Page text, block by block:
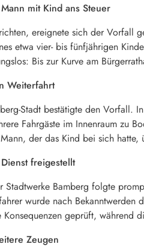
mit Kind ans Steuer
ereignete sich der Vorfall
etwa vier- bis fünfjährigen
Bis zur Kurve am
Weiterfahrt
Stadt bestätigte den Vorfall.
Fahrgäste im Innenraum zu
der das Kind bei sich hatte,
freigestellt
Stadtwerke Bamberg folgte
wurde nach
Konsequenzen geprüft, während
Zeugen